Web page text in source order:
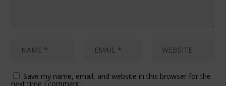
Save my name, email, and website in this browser for the
next time I comment.